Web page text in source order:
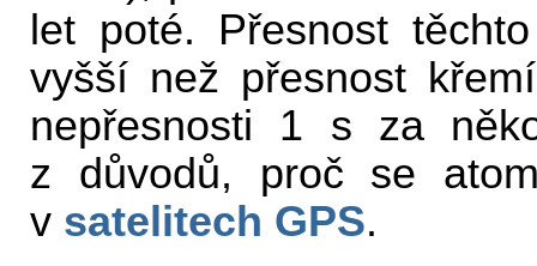
let poté. Přesnost
vyšší než přesnost
nepřesnosti 1 s za
z důvodů, proč se
v satelitech GPS.